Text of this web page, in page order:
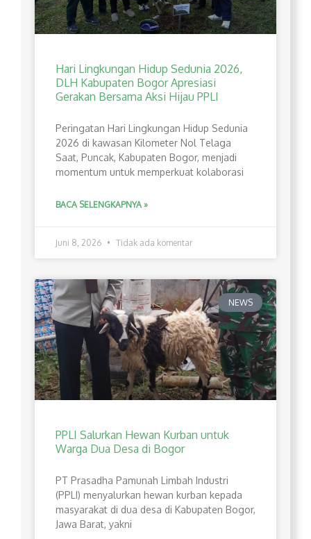
Hari Lingkungan Hidup Sedunia 2026,
DLH Kabupaten Bogor Apresiasi
Gerakan Bersama Aksi Hijau PPLI
Peringatan Hari Lingkungan Hidup Sedunia
2026 di kawasan Kilometer Nol Telaga
Saat, Puncak, Kabupaten Bogor, menjadi
momentum untuk memperkuat kolaborasi
BACA SELENGKAPNYA »
Juni 8, 2026 Tidak ada komentar
NEWS
PPLI Salurkan Hewan Kurban untuk
Warga Dua Desa di Bogor
PT Prasadha Pamunah Limbah Industri
(PPLI) menyalurkan hewan kurban kepada
masyarakat di dua desa di Kabupaten Bogor,
Jawa Barat, yakni